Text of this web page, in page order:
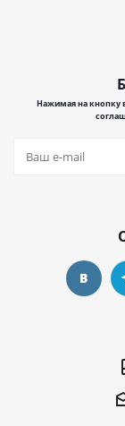
Нажимая на кнопку